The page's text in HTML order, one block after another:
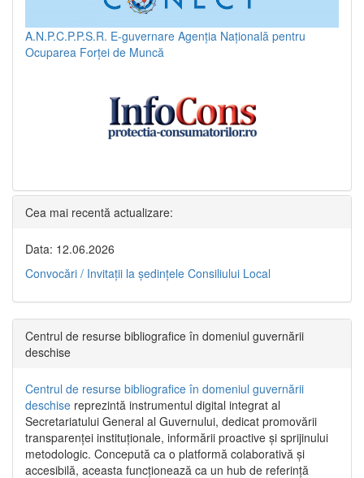
A.N.P.C.P.P.S.R. E-guvernare Agenția Națională pentru
Ocuparea Forței de Muncă
Cea mai recentă actualizare:
Data: 12.06.2026
Convocări / Invitaţii la şedinţele Consiliului Local
Centrul de resurse bibliografice în domeniul guvernării
deschise
Centrul de resurse bibliografice în domeniul guvernării
deschise reprezintă instrumentul digital integrat al
Secretariatului General al Guvernului, dedicat promovării
transparenței instituționale, informării proactive și sprijinului
metodologic. Concepută ca o platformă colaborativă și
accesibilă, aceasta funcționează ca un hub de referință